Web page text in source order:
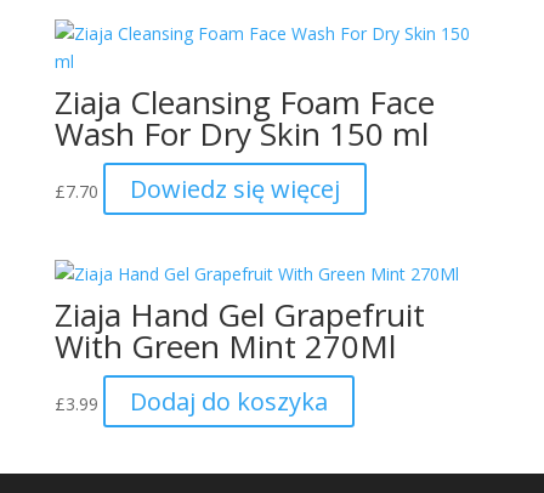
Ziaja Cleansing Foam Face
Wash For Dry Skin 150 ml
£7.70 Dowiedz się więcej
Ziaja Hand Gel Grapefruit
With Green Mint 270Ml
£3.99 Dodaj do koszyka